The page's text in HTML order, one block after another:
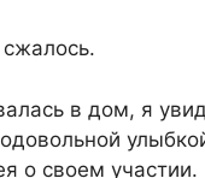
в дом, я
о своем участии.